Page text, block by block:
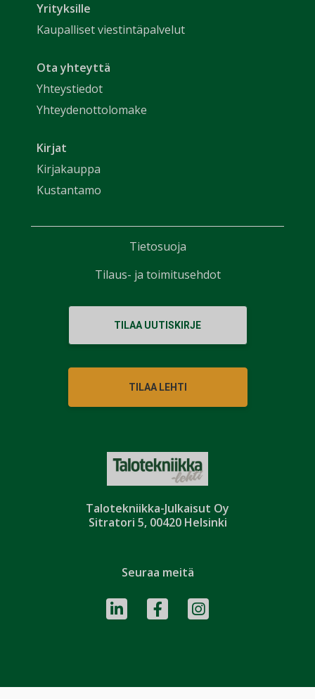
Talotekniikka-Julkaisut Oy
Sitratori 5, 00420 Helsinki
Yrityksille
Kaupalliset viestintäpalvelut
Ota yhteyttä
Yhteystiedot
Yhteydenottolomake
Kirjat
Kirjakauppa
Kustantamo
TILAA UUTISKIRJE
TILAA LEHTI
Seuraa meitä
Tietosuoja
Tilaus- ja toimitusehdot